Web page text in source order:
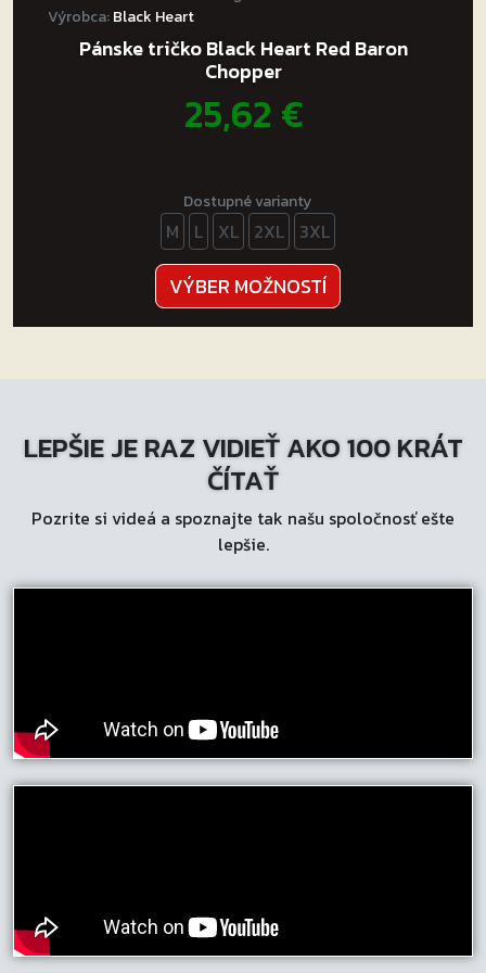
Výrobca:Black Heart
Pánske tričko Black Heart Red Baron
Chopper
25,62 €
Dostupné varianty
M L XL 2XL 3XL
VÝBER MOŽNOSTÍ
produkt
má
si
môžete
na
LEPŠIE JE RAZ VIDIEŤ AKO 100 KRÁT
ČÍTAŤ
Pozrite si videá a spoznajte tak našu spoločnosť ešte
lepšie.